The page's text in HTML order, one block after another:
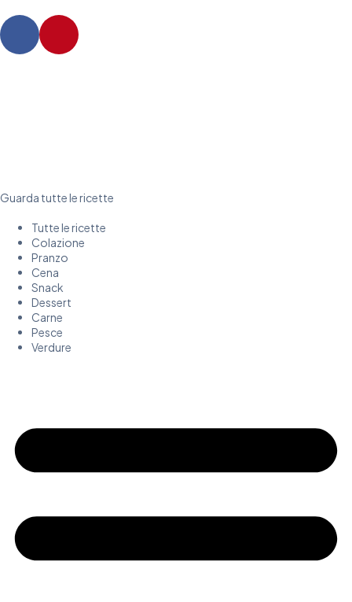
Guarda tutte le ricette
Tutte le ricette
Colazione
Pranzo
Cena
Snack
Dessert
Carne
Pesce
Verdure